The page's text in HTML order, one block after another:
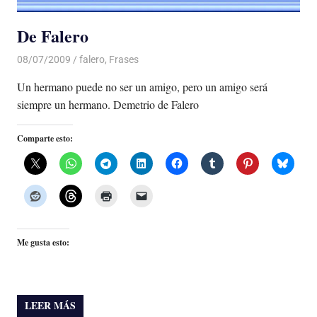
De Falero
08/07/2009 De todo un Poco
falero, Frases
Un hermano puede no ser un amigo, pero un amigo será
siempre un hermano. Demetrio de Falero
Comparte esto:
Me gusta esto:
LEER MÁS